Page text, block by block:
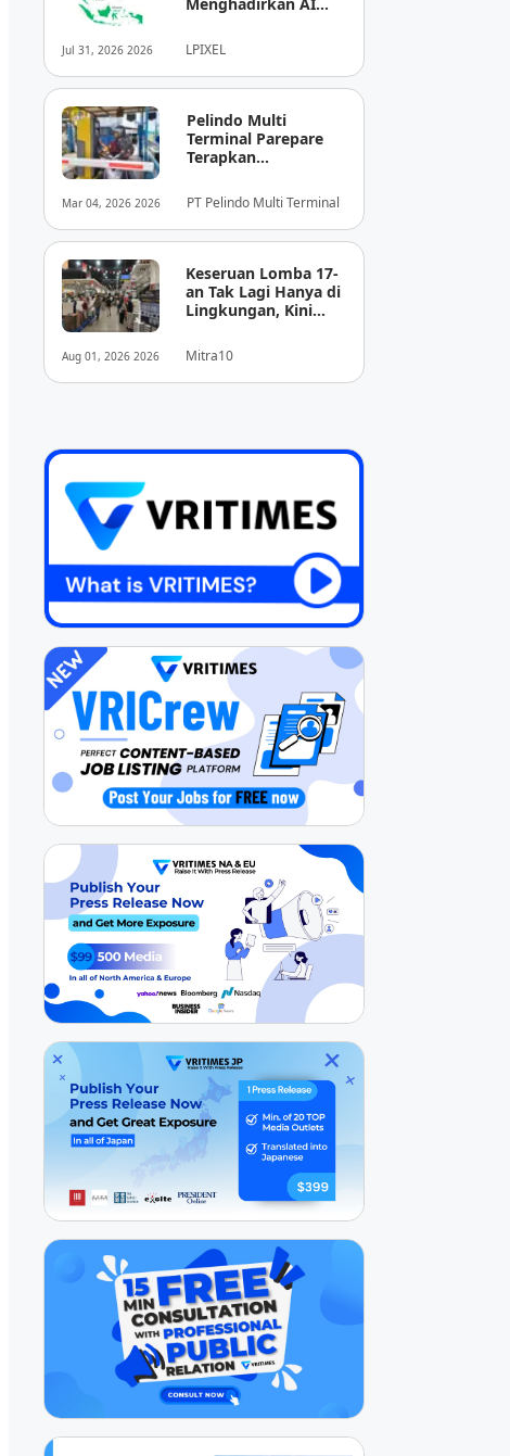
Jul 31, 2026 2026
Diagnosis Berbasis
Pencitraan Medis
“EIRL” di ASEAN
LPIXEL
Mar 04, 2026 2026
Pelindo Multi
Terminal Parepare
Terapkan
Nontunai di Pintu
Masuk Pelabuhan
Nusantara
PT Pelindo Multi Terminal
Aug 01, 2026 2026
Keseruan Lomba 17-
an Tak Lagi Hanya di
Lingkungan, Kini
Berbelanja
Mitra10